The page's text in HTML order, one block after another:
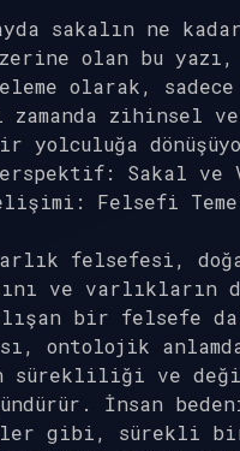
sakalın ne kadar
olan bu
olarak,
zihinsel ve
yolculuğa
Sakal ve
Felsefi
felsefesi,
ve varlıkların
bir felsefe
ontolojik
sürekliliği ve
İnsan
gibi, sürekli